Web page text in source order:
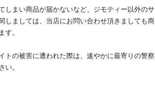
しまい商品が届かないなど、ジモティー以外のサ
しましては、当店にお問い合わせ頂きましても商
す。
トの被害に遭われた際は、速やかに最寄りの警察
い。